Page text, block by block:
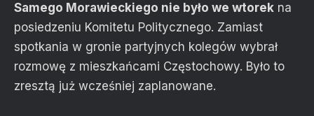
Samego Morawieckiego nie było we wtorek na
posiedzeniu Komitetu Politycznego. Zamiast
spotkania w gronie partyjnych kolegów wybrał
rozmowę z mieszkańcami Częstochowy. Było to
zresztą już wcześniej zaplanowane.